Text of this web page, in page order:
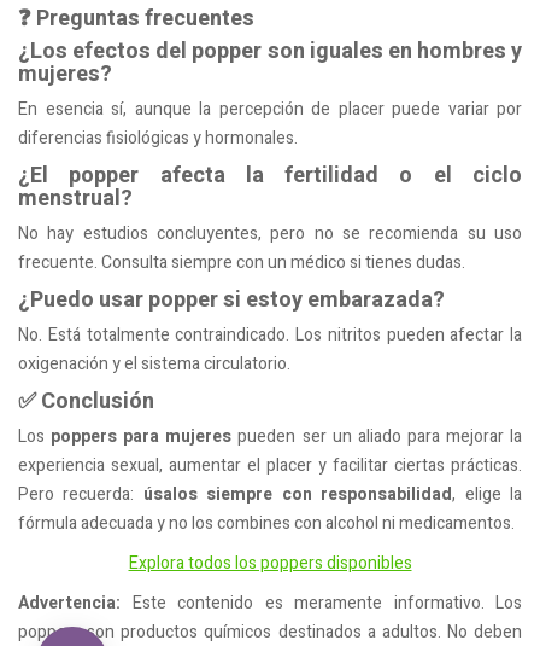
❓ Preguntas frecuentes
¿Los efectos del popper son iguales en hombres y
mujeres?
En esencia sí, aunque la percepción de placer puede variar por
diferencias fisiológicas y hormonales.
¿El popper afecta la fertilidad o el ciclo
menstrual?
No hay estudios concluyentes, pero no se recomienda su uso
frecuente. Consulta siempre con un médico si tienes dudas.
¿Puedo usar popper si estoy embarazada?
No. Está totalmente contraindicado. Los nitritos pueden afectar la
oxigenación y el sistema circulatorio.
✅ Conclusión
Los poppers para mujeres pueden ser un aliado para mejorar la
experiencia sexual, aumentar el placer y facilitar ciertas prácticas.
Pero recuerda: úsalos siempre con responsabilidad, elige la
fórmula adecuada y no los combines con alcohol ni medicamentos.
Explora todos los poppers disponibles
Advertencia: Este contenido es meramente informativo. Los
poppers son productos químicos destinados a adultos. No deben